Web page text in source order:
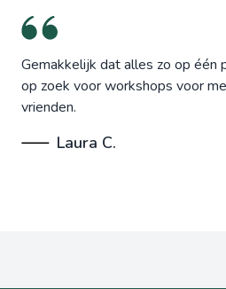
Gemakkelijk dat alles zo op één
op zoek voor workshops voor
vrienden.
Laura C.